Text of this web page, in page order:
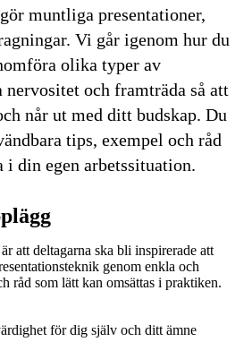
muntliga presentationer,
Vi går igenom hur du
olika typer av
nervositet och framträda så att
når ut med ditt budskap. Du
tips, exempel och råd
i din egen arbetssituation.
att deltagarna ska bli inspirerade att
genom enkla och
råd som lätt kan omsättas i praktiken.
för dig själv och ditt ämne